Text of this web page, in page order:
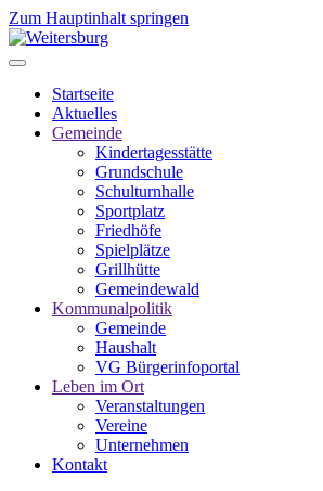
Zum Hauptinhalt springen
Startseite
Aktuelles
Gemeinde
Kindertagesstätte
Grundschule
Schulturnhalle
Sportplatz
Friedhöfe
Spielplätze
Grillhütte
Gemeindewald
Kommunalpolitik
Gemeinde
Haushalt
VG Bürgerinfoportal
Leben im Ort
Veranstaltungen
Vereine
Unternehmen
Kontakt